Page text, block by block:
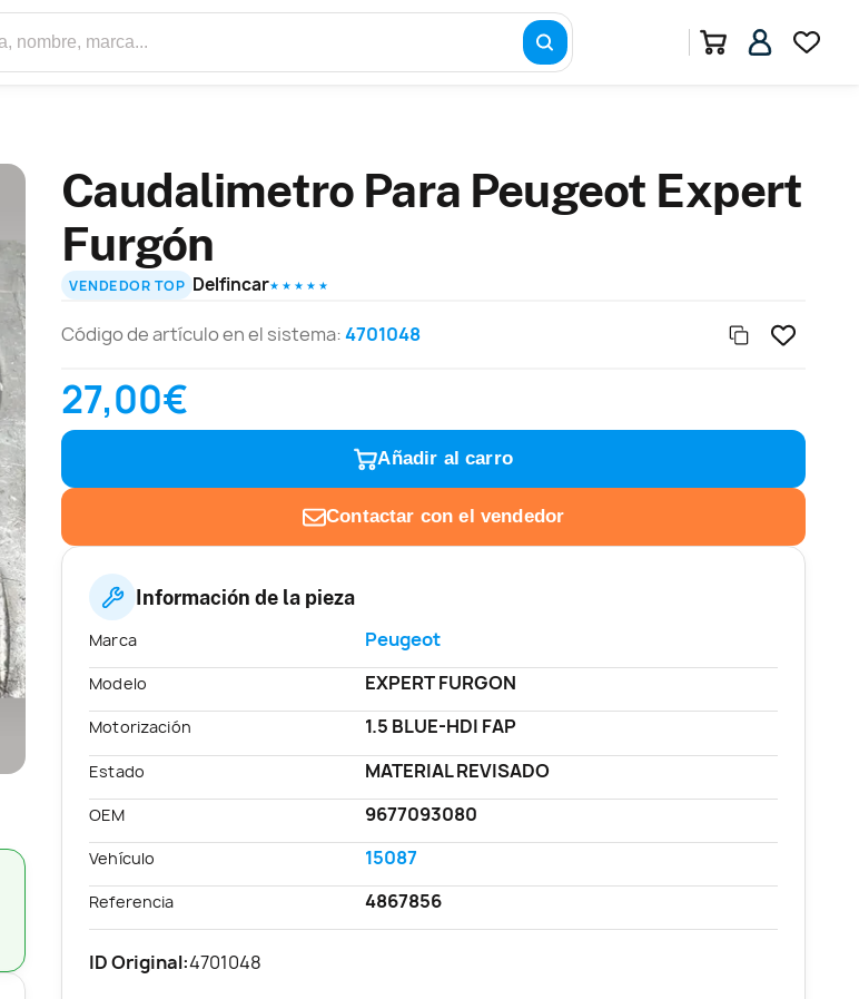
Caudalimetro Para Peugeot Expert
Furgón
VENDEDOR TOP Delfincar★ ★ ★ ★ ★
Código de artículo en el sistema:4701048
27,00€
Añadir al carro
Contactar con el vendedor
Información de la pieza
Marca Peugeot
Modelo EXPERT FURGON
Motorización 1.5 BLUE-HDI FAP
Estado MATERIAL REVISADO
OEM 9677093080
Vehículo 15087
Referencia 4867856
ID Original:4701048